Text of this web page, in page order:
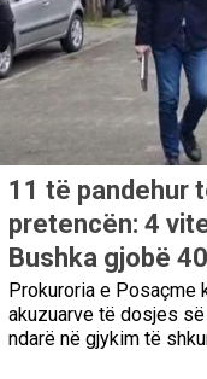
11 të pandehur
pretencën: 4
Bushka gjobë
Prokuroria e Posaçme
akuzuarve të dosjes
ndarë në gjykim të